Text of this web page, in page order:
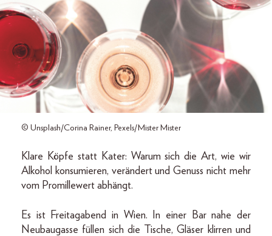
© Unsplash/Corina Rainer, Pexels/Mister Mister
Klare Köpfe statt Kater: Warum sich die Art, wie wir
Alkohol konsumieren, verändert und Genuss nicht mehr
vom Promillewert abhängt.
Es ist Freitagabend in Wien. In einer Bar nahe der
Neubaugasse füllen sich die Tische, Gläser klirren und